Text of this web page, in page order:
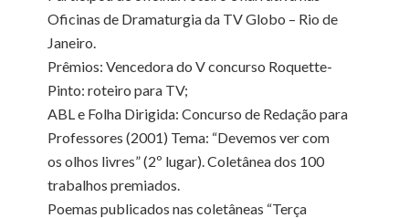
Oficinas de Dramaturgia da TV Globo – Rio de
Janeiro.
Prêmios: Vencedora do V concurso Roquette-
Pinto: roteiro para TV;
ABL e Folha Dirigida: Concurso de Redação para
Professores (2001) Tema: “Devemos ver com
os olhos livres” (2º lugar). Coletânea dos 100
trabalhos premiados.
Poemas publicados nas coletâneas “Terça